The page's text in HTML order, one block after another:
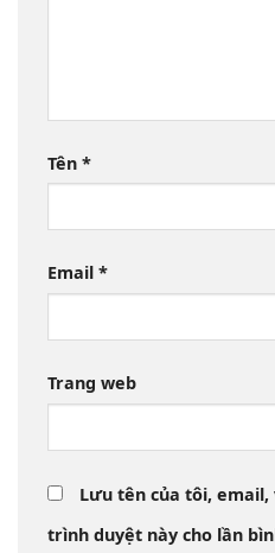
Tên *
Email *
Trang web
Lưu tên của tôi,
trình duyệt này cho lần